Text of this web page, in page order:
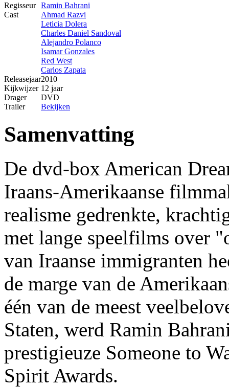
Regisseur Ramin Bahrani
Cast
Ahmad Razvi
Leticia Dolera
Charles Daniel Sandoval
Alejandro Polanco
Isamar Gonzales
Red West
Carlos Zapata
Releasejaar2010
Kijkwijzer 12 jaar
Drager
DVD
Trailer
Bekijken
Samenvatting
De dvd-box American
Iraans-Amerikaanse
realisme gedrenkte,
met lange speelfilms over
van Iraanse immigranten
de marge van de
één van de meest
Staten, werd Ramin
prestigieuze Someone to
Spirit Awards.